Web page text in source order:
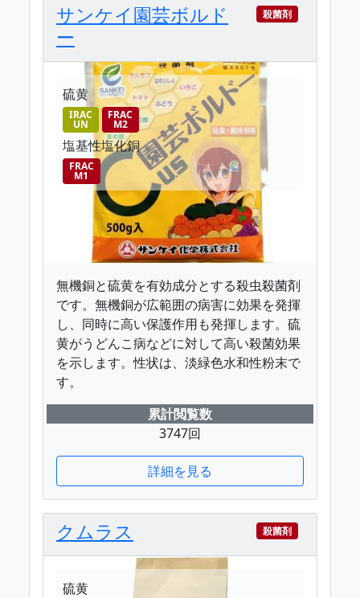
サンケイ園芸ボルド
ー
殺菌剤
硫黄
IRAC
UN
FRAC
M2
塩基性塩化銅
FRAC
M1
無機銅と硫黄を有効成分とする殺虫殺菌剤
です。無機銅が広範囲の病害に効果を発揮
し、同時に高い保護作用も発揮します。硫
黄がうどんこ病などに対して高い殺菌効果
を示します。性状は、淡緑色水和性粉末で
す。
累計閲覧数
3747回
詳細を見る
クムラス 殺菌剤
硫黄